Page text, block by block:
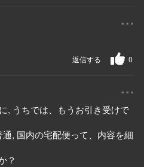
...
0
返信する
...
, うちでは、もうお引き受けで
, 国内の宅配便って、内容を細
？